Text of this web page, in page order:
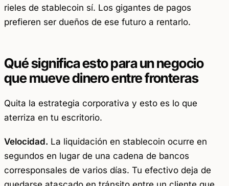
rieles de stablecoin sí. Los gigantes de pagos
prefieren ser dueños de ese futuro a rentarlo.
Qué significa esto para un negocio
que mueve dinero entre fronteras
Quita la estrategia corporativa y esto es lo que
aterriza en tu escritorio.
Velocidad. La liquidación en stablecoin ocurre en
segundos en lugar de una cadena de bancos
corresponsales de varios días. Tu efectivo deja de